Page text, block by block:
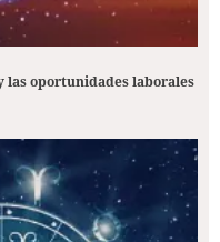
las oportunidades laborales